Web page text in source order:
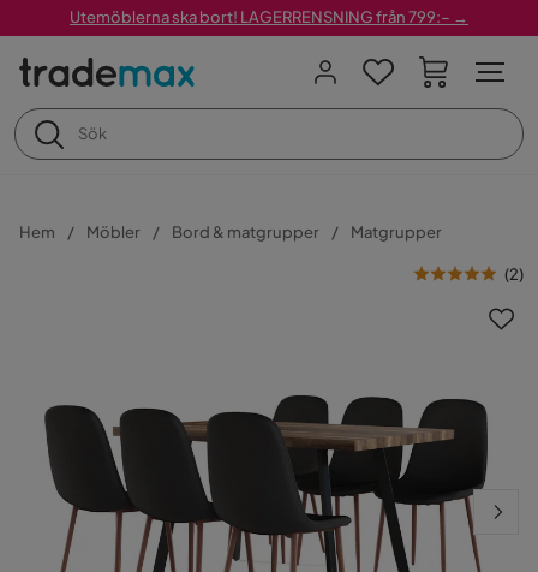
Utemöblerna ska bort! LAGERRENSNING från 799:– →
Hem Möbler Bord & matgrupper Matgrupper
(2)